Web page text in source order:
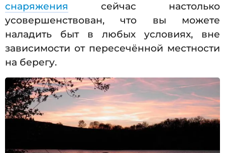
снаряжения сейчас настолько
усовершенствован, что вы можете
наладить быт в любых условиях, вне
зависимости от пересечённой местности
на берегу.